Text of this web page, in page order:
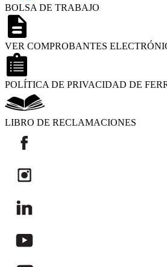
BOLSA DE TRABAJO
VER COMPROBANTES
POLÍTICA DE PRIVACIDAD DE
LIBRO DE RECLAMACIONES